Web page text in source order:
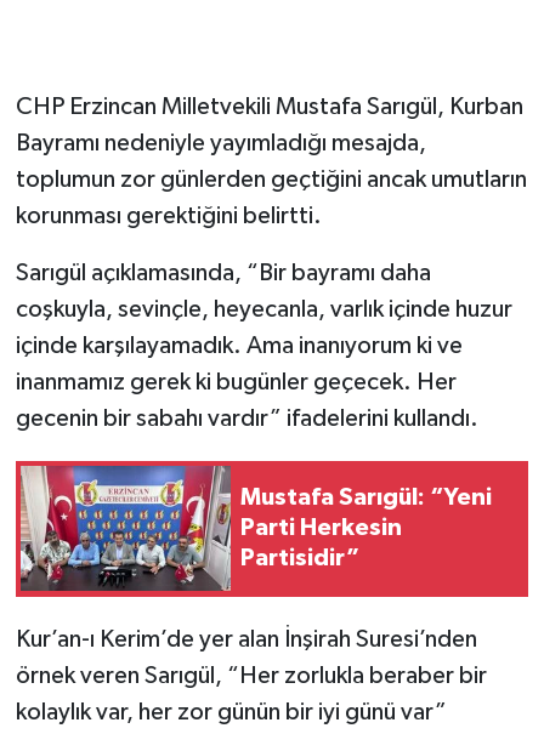
CHP Erzincan Milletvekili Mustafa Sarıgül, Kurban
Bayramı nedeniyle yayımladığı mesajda,
toplumun zor günlerden geçtiğini ancak umutların
korunması gerektiğini belirtti.
Sarıgül açıklamasında, “Bir bayramı daha
coşkuyla, sevinçle, heyecanla, varlık içinde huzur
içinde karşılayamadık. Ama inanıyorum ki ve
inanmamız gerek ki bugünler geçecek. Her
gecenin bir sabahı vardır” ifadelerini kullandı.
Mustafa Sarıgül: “Yeni
Parti Herkesin
Partisidir”
Kur’an-ı Kerim’de yer alan İnşirah Suresi’nden
örnek veren Sarıgül, “Her zorlukla beraber bir
kolaylık var, her zor günün bir iyi günü var”